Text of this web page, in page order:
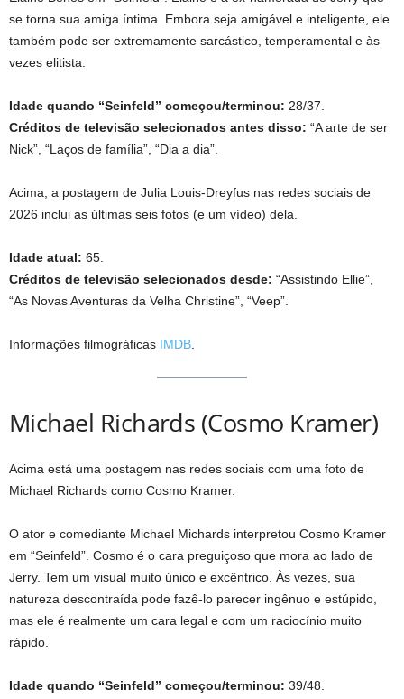
se torna sua amiga íntima. Embora seja amigável e inteligente, ele
também pode ser extremamente sarcástico, temperamental e às
vezes elitista.
Idade quando “Seinfeld” começou/terminou: 28/37.
Créditos de televisão selecionados antes disso: “A arte de ser
Nick”, “Laços de família”, “Dia a dia”.
Acima, a postagem de Julia Louis-Dreyfus nas redes sociais de
2026 inclui as últimas seis fotos (e um vídeo) dela.
Idade atual: 65.
Créditos de televisão selecionados desde: “Assistindo Ellie”,
“As Novas Aventuras da Velha Christine”, “Veep”.
Informações filmográficas IMDB
Michael Richards (Cosmo Kramer)
Acima está uma postagem nas redes sociais com uma foto de
Michael Richards como Cosmo Kramer.
O ator e comediante Michael Michards interpretou Cosmo Kramer
em “Seinfeld”. Cosmo é o cara preguiçoso que mora ao lado de
Jerry. Tem um visual muito único e excêntrico. Às vezes, sua
natureza descontraída pode fazê-lo parecer ingênuo e estúpido,
mas ele é realmente um cara legal e com um raciocínio muito
rápido.
Idade quando “Seinfeld” começou/terminou: 39/48.